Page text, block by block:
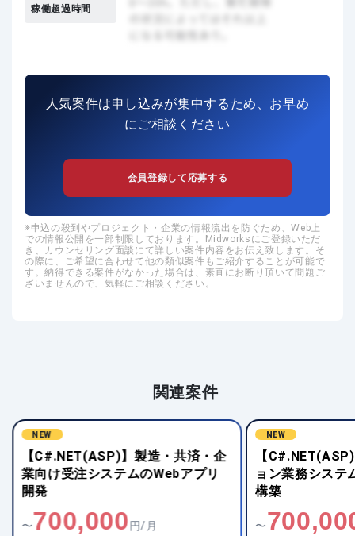
稼働超過時間
人気案件は申し込みが集中するため、お早め
にご相談ください
会員登録して応募する
申込の殺到やプロジェクト・企業の情報流出を防ぐため、Web上
での情報公開を一部制限しております。Midworksにご登録いただ
き、カウンセリング面談にて詳しい案件内容をお伝え致します。そ
の際に、ご希望に合わせて他の類似案件もご紹介することが可能で
す。納得できる案件がなかった場合は、素直にお断り頂いて問題ご
ざいませんので、気軽にご相談ください。
関連案件
NEW
【C#.NET(ASP)】製造・共済・企
業向け受注システムのWebアプリ
開発
〜700,000円/月
NEW
【
ョン業務システ
構築
〜